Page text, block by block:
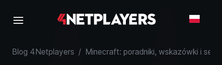
Blog 4Netplayers / Minecraft: poradniki, wskazówki i